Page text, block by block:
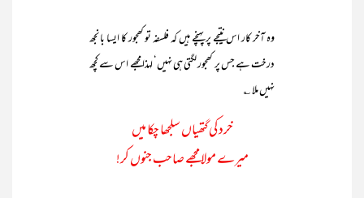
وہ آخر کار اس نتیجے پر پہنچے ہیں کہ فلسفہ تو کھجور کا ایسا بانجھ
درخت ہے جس پر کھجور لگتی ہی نہیں‘ لہذا مجھے اس سے کچھ
نہیں ملا ؎
خرد کی گتھیاں سلجھا چکا میں
میرے مولا مجھے صاحب جنوں کر!